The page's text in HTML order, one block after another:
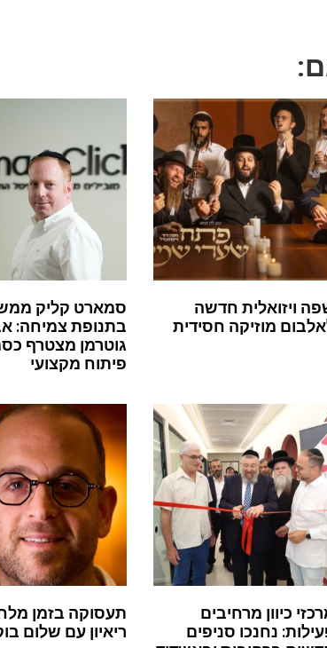
ויזואלית חדשה
מוזיקה חסידית
סמארט קליק
בתנופת צמיחה:
גוטרמן מצטרף
פיתוח מקצועי
כיוון מרחיבים
נחנכו סניפים
תעסוקה בזמן
ריאיון עם שלום